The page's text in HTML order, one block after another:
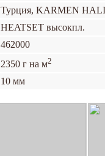
Турция, KARMEN HALI
HEATSET высокпл.
462000
2350 г на м2
10 мм